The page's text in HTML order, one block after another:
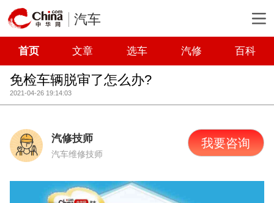
汽车
首页 文章 选车 汽修 百科
免检车辆脱审了怎么办?
2021-04-26 19:14:03
汽修技师
汽车维修技师
我要咨询